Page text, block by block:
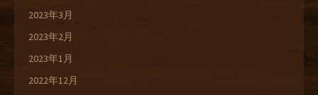
2023年3月
2023年2月
2023年1月
2022年12月